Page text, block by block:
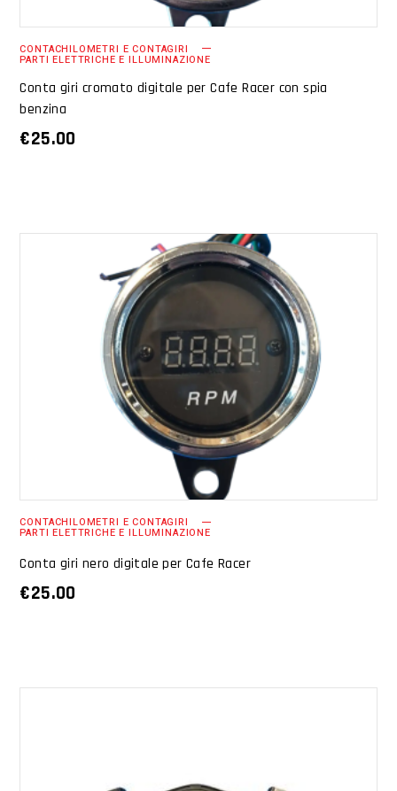
CONTACHILOMETRI E CONTAGIRI
PARTI ELETTRICHE E ILLUMINAZIONE
Conta giri cromato digitale per Cafe Racer con spia
benzina
€25.00
AGGIUNGI AL CARRELLO
CONTACHILOMETRI E CONTAGIRI
PARTI ELETTRICHE E ILLUMINAZIONE
Conta giri nero digitale per Cafe Racer
€25.00